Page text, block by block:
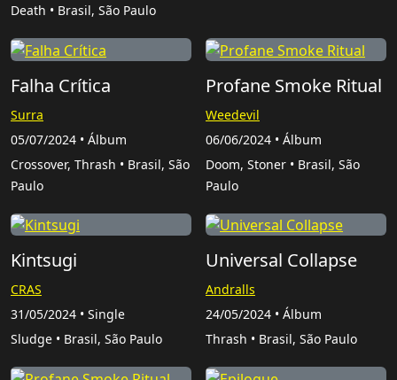
Death • Brasil, São Paulo
Falha Crítica
Surra
05/07/2024 • Álbum
Crossover, Thrash • Brasil, São
Paulo
Profane Smoke Ritual
Weedevil
06/06/2024 • Álbum
Doom, Stoner • Brasil, São
Paulo
Kintsugi
CRAS
31/05/2024 • Single
Sludge • Brasil, São Paulo
Universal Collapse
Andralls
24/05/2024 • Álbum
Thrash • Brasil, São Paulo